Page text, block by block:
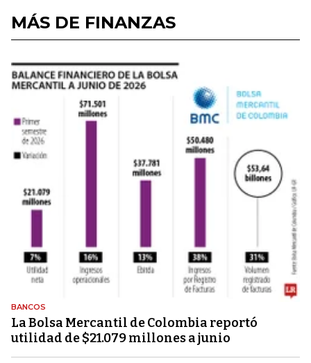
MÁS DE FINANZAS
BANCOS
La Bolsa Mercantil de Colombia reportó
utilidad de $21.079 millones a junio